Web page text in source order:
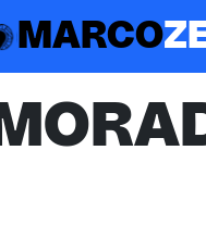
MARCO